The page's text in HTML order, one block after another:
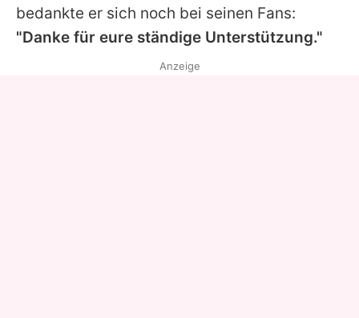
bedankte er sich noch bei seinen Fans:
"Danke für eure ständige Unterstützung."
Anzeige